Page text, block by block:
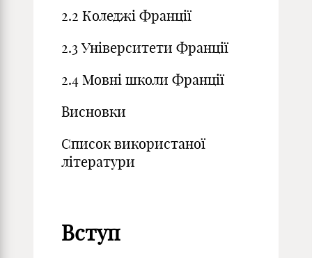
2.2 Коледжі Франції
2.3 Університети Франції
2.4 Мовні школи Франції
Висновки
Список використаної
літератури
Вступ